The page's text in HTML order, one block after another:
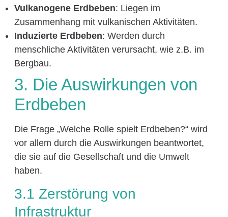
Vulkanogene Erdbeben: Liegen im
Zusammenhang mit vulkanischen Aktivitäten.
Induzierte Erdbeben: Werden durch
menschliche Aktivitäten verursacht, wie z.B. im
Bergbau.
3. Die Auswirkungen von
Erdbeben
Die Frage „Welche Rolle spielt Erdbeben?“ wird
vor allem durch die Auswirkungen beantwortet,
die sie auf die Gesellschaft und die Umwelt
haben.
3.1 Zerstörung von
Infrastruktur